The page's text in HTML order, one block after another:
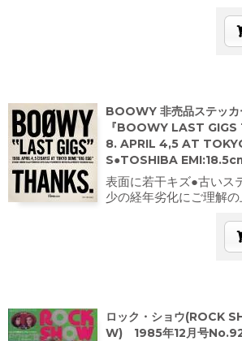
BOOWY 非売品ステッカ
『BOOWY LAST GIGS
8. APRIL 4,5 AT
S●TOSHIBA
表面に若干キズ●古いス
少の経年劣化にご理解の
ロック・ショウ(ROCK
W) 1985年12月号